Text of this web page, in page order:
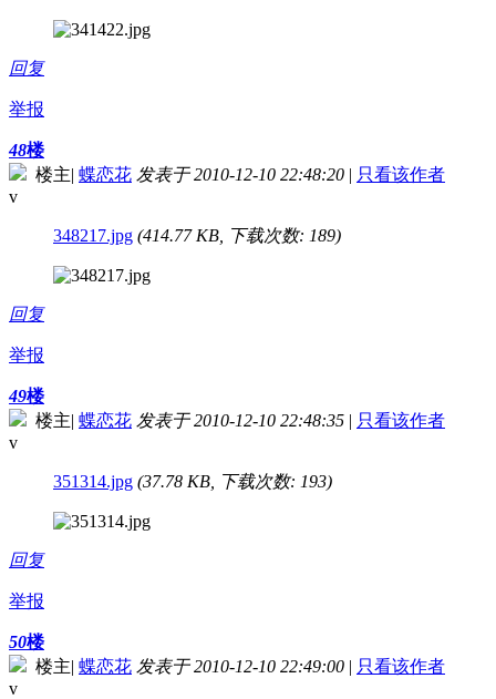
回复
举报
48楼
楼主| 蝶恋花 发表于 2010-12-10 22:48:20 | 只看该作者
v
348217.jpg (414.77 KB, 下载次数: 189)
回复
举报
49楼
楼主| 蝶恋花 发表于 2010-12-10 22:48:35 | 只看该作者
v
351314.jpg (37.78 KB, 下载次数: 193)
回复
举报
50楼
楼主| 蝶恋花 发表于 2010-12-10 22:49:00 | 只看该作者
v